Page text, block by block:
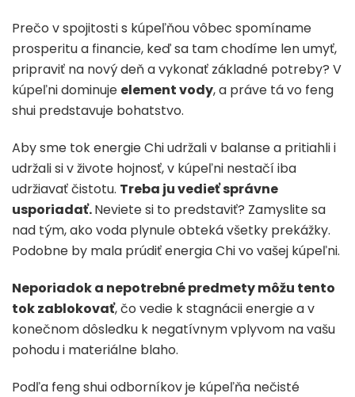
Prečo v spojitosti s kúpeľňou vôbec spomíname
prosperitu a financie, keď sa tam chodíme len umyť,
pripraviť na nový deň a vykonať základné potreby? V
kúpeľni dominuje element vody, a práve tá vo feng
shui predstavuje bohatstvo.
Aby sme tok energie Chi udržali v balanse a pritiahli i
udržali si v živote hojnosť, v kúpeľni nestačí iba
udržiavať čistotu. Treba ju vedieť správne
usporiadať.Neviete si to predstaviť? Zamyslite sa
nad tým, ako voda plynule obteká všetky prekážky.
Podobne by mala prúdiť energia Chi vo vašej kúpeľni.
Neporiadok a nepotrebné predmety môžu tento
tok zablokovať, čo vedie k stagnácii energie a v
konečnom dôsledku k negatívnym vplyvom na vašu
pohodu i materiálne blaho.
Podľa feng shui odborníkov je kúpeľňa nečisté